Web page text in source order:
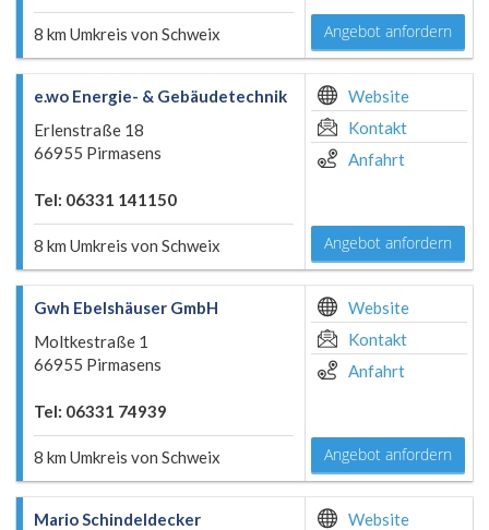
8 km Umkreis von Schweix Angebot anfordern
e.wo Energie- & Gebäudetechnik
Erlenstraße 18
66955 Pirmasens
Tel: 06331 141150
8 km Umkreis von Schweix
Website
Kontakt
Anfahrt
Angebot anfordern
Gwh Ebelshäuser GmbH
Moltkestraße 1
66955 Pirmasens
Tel: 06331 74939
8 km Umkreis von Schweix
Website
Kontakt
Anfahrt
Angebot anfordern
Mario Schindeldecker
Website